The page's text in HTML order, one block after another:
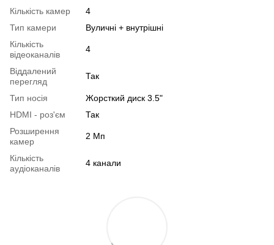
Кількість камер
4
Тип камери
Вуличні + внутрішні
Кількість
відеоканалів
4
Віддалений
перегляд
Так
Тип носія
Жорсткий диск 3.5"
HDMI - роз'єм
Так
Розширення
камер
2 Мп
Кількість
аудіоканалів
4 канали